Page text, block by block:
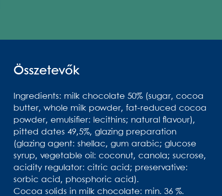
Összetevők
Ingredients: milk chocolate 50% (sugar, cocoa
butter, whole milk powder, fat-reduced cocoa
powder, emulsifier: lecithins; natural flavour),
pitted dates 49,5%, glazing preparation
(glazing agent: shellac, gum arabic; glucose
syrup, vegetable oil: coconut, canola; sucrose,
acidity regulator: citric acid; preservative:
sorbic acid, phosphoric acid).
Cocoa solids in milk chocolate: min. 36 %.